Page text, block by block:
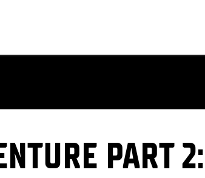
PART 2: